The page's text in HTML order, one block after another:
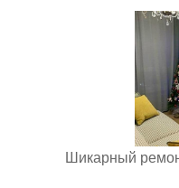
Шикарный